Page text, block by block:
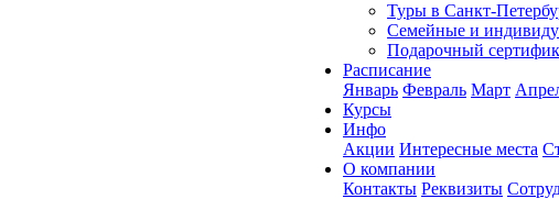
Туры в Санкт-
Семейные и
Подарочный
Расписание
Январь Февраль Март
Курсы
Инфо
Акции Интересные места
О компании
Контакты Реквизиты